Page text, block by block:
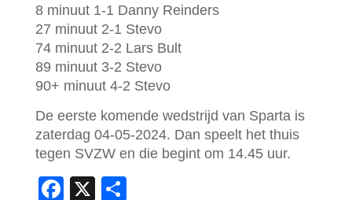
8 minuut 1-1 Danny Reinders
27 minuut 2-1 Stevo
74 minuut 2-2 Lars Bult
89 minuut 3-2 Stevo
90+ minuut 4-2 Stevo
De eerste komende wedstrijd van Sparta is
zaterdag 04-05-2024. Dan speelt het thuis
tegen SVZW en die begint om 14.45 uur.
F X D